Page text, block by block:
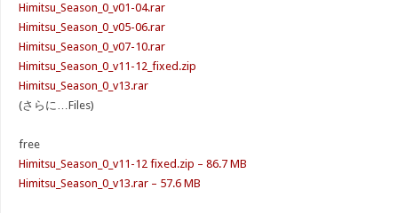
Himitsu_Season_0_v01-04.rar
Himitsu_Season_0_v05-06.rar
Himitsu_Season_0_v07-10.rar
Himitsu_Season_0_v11-12_fixed.zip
Himitsu_Season_0_v13.rar
(さらに…Files)
free
Himitsu_Season_0_v11-12 fixed.zip – 86.7 MB
Himitsu_Season_0_v13.rar – 57.6 MB